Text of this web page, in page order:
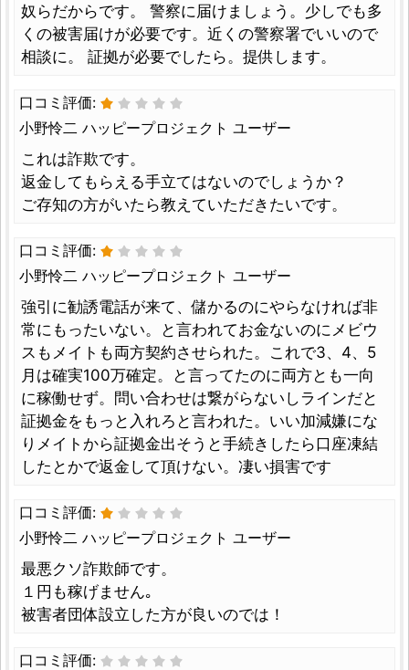
奴らだからです。 警察に届けましょう。少しでも多
くの被害届けが必要です。近くの警察署でいいので
相談に。 証拠が必要でしたら。提供します。
口コミ評価:
小野怜二 ハッピープロジェクト ユーザー
これは詐欺です。
返金してもらえる手立てはないのでしょうか？
ご存知の方がいたら教えていただきたいです。
口コミ評価:
小野怜二 ハッピープロジェクト ユーザー
強引に勧誘電話が来て、儲かるのにやらなければ非
常にもったいない。と言われてお金ないのにメビウ
スもメイトも両方契約させられた。これで3、4、5
月は確実100万確定。と言ってたのに両方とも一向
に稼働せず。問い合わせは繋がらないしラインだと
証拠金をもっと入れろと言われた。いい加減嫌にな
りメイトから証拠金出そうと手続きしたら口座凍結
したとかで返金して頂けない。凄い損害です
口コミ評価:
小野怜二 ハッピープロジェクト ユーザー
最悪クソ詐欺師です。
１円も稼げません｡
被害者団体設立した方が良いのでは！
口コミ評価: